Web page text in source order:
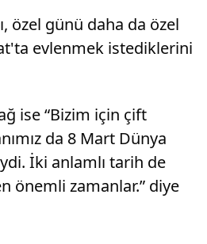
özel günü daha da özel
evlenmek istediklerini
ise “Bizim için çift
da 8 Mart Dünya
İki anlamlı tarih de
önemli zamanlar.” diye